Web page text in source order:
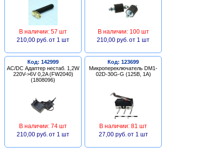
В наличии: 57 шт
210,00 руб. от 1 шт
В наличии: 100 шт
210,00 руб. от 1 шт
Код: 142999
AC/DC Адаптер нестаб. 1,2W
220V->6V 0,2A (FW2040)
(1808096)
В наличии: 74 шт
210,00 руб. от 1 шт
Код: 123699
Микропереключатель DM1-
02D-30G-G (125В, 1А)
В наличии: 81 шт
27,00 руб. от 1 шт